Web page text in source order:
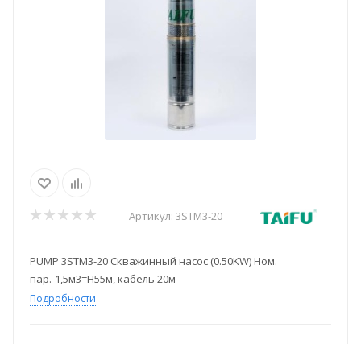
Артикул: 3STM3-20
PUMP 3STM3-20 Скважинный насос (0.50KW) Ном.
пар.-1,5м3=Н55м, кабель 20м
Подробности